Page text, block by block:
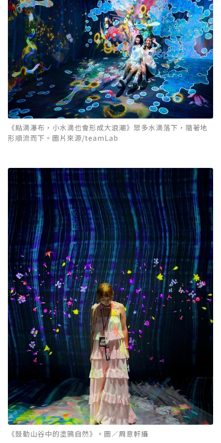
《點滴瀑布，小水滴也會形成大浪潮》眾多水滴落下，隨著地
形順流而下。圖片來源/teamLab
《鼓動山谷中的塗鴉自然》。圖／周意軒攝